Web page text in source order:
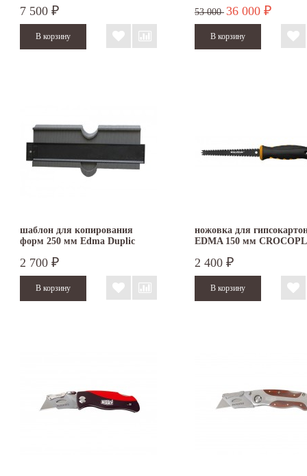
7 500 ₽
53 000 36 000 ₽
шаблон для копирования
форм 250 мм Edma Duplic
2 700 ₽
ножовка для
EDMA 150 мм
2 400 ₽